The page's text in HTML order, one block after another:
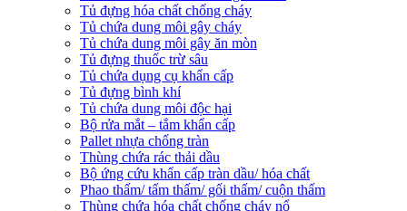
Tủ đựng hóa chất chống cháy
Tủ chứa dung môi gây cháy
Tủ chứa dung môi gây ăn mòn
Tủ đựng thuốc trừ sâu
Tủ chứa dụng cụ khẩn cấp
Tủ đựng bình khí
Tủ chứa dung môi độc hại
Bộ rửa mắt – tắm khẩn cấp
Pallet nhựa chống tràn
Thùng chứa rác thải dầu
Bộ ứng cứu khẩn cấp tràn dầu/ hóa chất
Phao thấm/ tấm thấm/ gối thấm/ cuộn thấm
Thùng chứa hóa chất chống cháy nổ